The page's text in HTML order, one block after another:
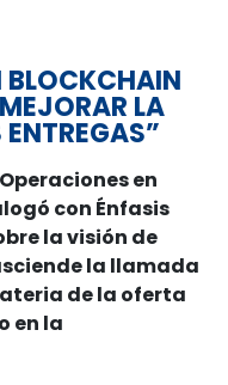
BLOCKCHAIN
LA
en
con Énfasis
la visión de
la llamada
de la oferta
en la